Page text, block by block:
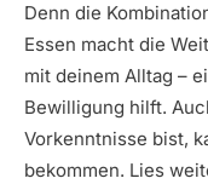
Denn die
Essen macht die
mit deinem Alltag –
Bewilligung hilft.
Vorkenntnisse bist,
bekommen. Lies